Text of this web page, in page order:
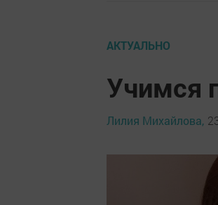
АКТУАЛЬНО
Учимся
Лилия Михайлова,